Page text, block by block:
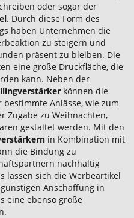
oder sogar der
. Durch diese Form des
haben Unternehmen die
zu steigern und
präsent zu bleiben. Die
eine große Druckfläche, die
kann. Neben der
können die
Anlässe, wie zum
Zugabe zu Weihnachten,
gestaltet werden. Mit den
in Kombination mit
die Bindung zu
nachhaltig
lassen sich die Werbeartikel
Anschaffung in
eine ebenso große